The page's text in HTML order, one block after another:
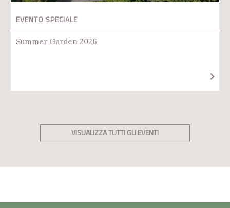
EVENTO SPECIALE
Summer Garden 2026
VISUALIZZA TUTTI GLI EVENTI